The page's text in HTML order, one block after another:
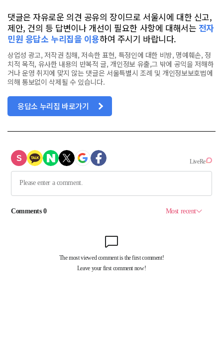
댓글은 자유로운 의견 공유의 장이므로 서울시에 대한 신고,
제안, 건의 등 답변이나 개선이 필요한 사항에 대해서는 전자
민원 응답소 누리집을 이용하여 주시기 바랍니다.
상업성 광고, 저작권 침해, 저속한 표현, 특정인에 대한 비방, 명예훼손, 정
치적 목적, 유사한 내용의 반복적 글, 개인정보 유출,그 밖에 공익을 저해하
거나 운영 취지에 맞지 않는 댓글은 서울특별시 조례 및 개인정보보호법에
의해 통보없이 삭제될 수 있습니다.
응답소 누리집 바로가기